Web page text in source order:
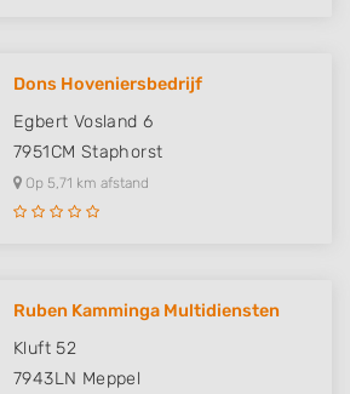
Dons Hoveniersbedrijf
Egbert Vosland 6
7951CM Staphorst
Op 5,71 km afstand
Ruben Kamminga Multidiensten
Kluft 52
7943LN Meppel